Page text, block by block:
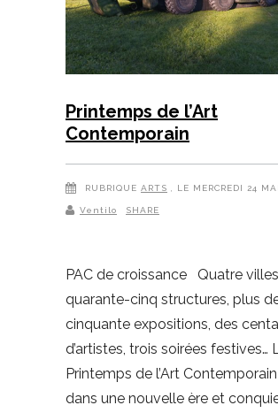
Printemps de l’Art
Contemporain
RUBRIQUE ARTS , LE MERCREDI 24
Ventilo SHARE
PAC de croissance Quatre
quarante-cinq structures, plus
cinquante expositions, des
d’artistes, trois soirées festives…
Printemps de l’Art
dans une nouvelle ère et